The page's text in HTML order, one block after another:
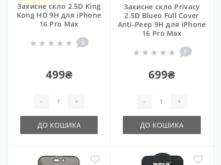
Захисне скло 2.5D King
Kong HD 9H для iPhone
16 Pro Max
0
499₴
- +
ДО КОШИКА
Захисне скло Privacy
2.5D Blueo Full Cover
Anti-Peep 9H для iPhone
16 Pro Max
0
699₴
- +
ДО КОШИКА